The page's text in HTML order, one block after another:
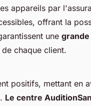
appareils par
offrant la
une
chaque client.
positifs, mettant en
Le centre